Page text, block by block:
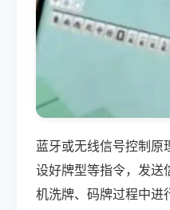
蓝牙或无线信号控制原
设好牌型等指令，发送
机洗牌、码牌过程中进